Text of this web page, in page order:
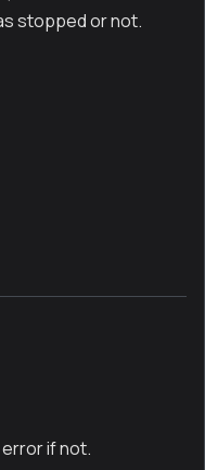
stopped or not.
if not.